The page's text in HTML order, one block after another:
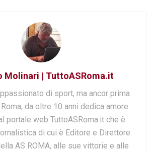
Molinari | TuttoASRoma.it
di sport, ma ancor prima
da oltre 10 anni dedica amore
portale web TuttoASRoma.it che è
di cui è Editore e Direttore
AS ROMA, alle sue vittorie e alle